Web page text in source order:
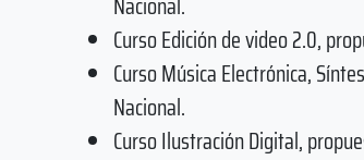
Curso Edición de video 2.0,
Curso Música Electrónica,
Nacional.
Curso Ilustración Digital,